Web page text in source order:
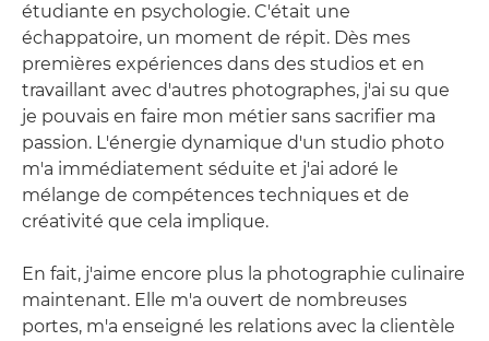
étudiante en psychologie. C'était une
échappatoire, un moment de répit. Dès mes
premières expériences dans des studios et en
travaillant avec d'autres photographes, j'ai su que
je pouvais en faire mon métier sans sacrifier ma
passion. L'énergie dynamique d'un studio photo
m'a immédiatement séduite et j'ai adoré le
mélange de compétences techniques et de
créativité que cela implique.
En fait, j'aime encore plus la photographie culinaire
maintenant. Elle m'a ouvert de nombreuses
portes, m'a enseigné les relations avec la clientèle